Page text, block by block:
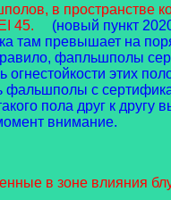
в пространстве
45.
(новый пункт
там превышает на
фапльшполы
этих
фальшполы с
пола друг к
внимание.
в зоне влияния